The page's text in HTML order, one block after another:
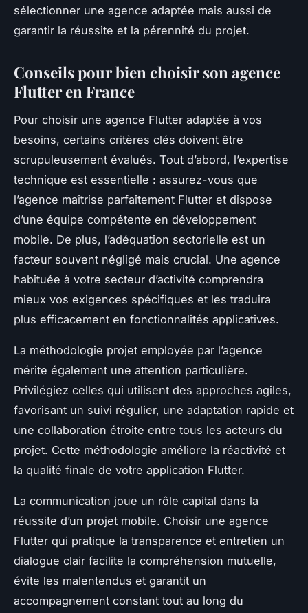
sélectionner une agence adaptée mais aussi de
garantir la réussite et la pérennité du projet.
Conseils pour bien choisir son agence
Flutter en France
Pour choisir une agence Flutter adaptée à vos
besoins, certains critères clés doivent être
scrupuleusement évalués. Tout d’abord, l’expertise
technique est essentielle : assurez-vous que
l’agence maîtrise parfaitement Flutter et dispose
d’une équipe compétente en développement
mobile. De plus, l’adéquation sectorielle est un
facteur souvent négligé mais crucial. Une agence
habituée à votre secteur d’activité comprendra
mieux vos exigences spécifiques et les traduira
plus efficacement en fonctionnalités applicatives.
La méthodologie projet employée par l’agence
mérite également une attention particulière.
Privilégiez celles qui utilisent des approches agiles,
favorisant un suivi régulier, une adaptation rapide et
une collaboration étroite entre tous les acteurs du
projet. Cette méthodologie améliore la réactivité et
la qualité finale de votre application Flutter.
La communication joue un rôle capital dans la
réussite d’un projet mobile. Choisir une agence
Flutter qui pratique la transparence et entretien un
dialogue clair facilite la compréhension mutuelle,
évite les malentendus et garantit un
accompagnement constant tout au long du